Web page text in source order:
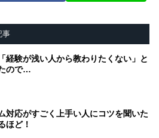
事
経験が浅い人から教わりたくない」と
ので…
対応がすごく上手い人にコツを聞いた
ほど！